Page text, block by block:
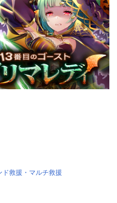
ド救援・マルチ救援